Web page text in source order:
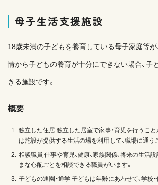
母子生活支援施設
18歳未満の子どもを養育している母子家庭等が
情から子どもの養育が十分にできない場合、子
きる施設です。
概要
独立した住居 独立した居室で家事・育児を行うこ
は施設が提供する生活の場を利用して、職場に通う
相談職員 仕事や育児、健康、家族関係、将来の生活
まな心配ごとを相談できる職員がいます。
子どもの通園・通学 子どもは年齢にあわせて、学校